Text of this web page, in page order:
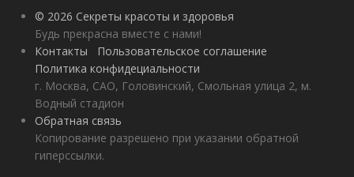
© 2026 Секреты красоты и здоровья
Будь прекрасна вместе с нами!
Контакты
Пользовательское соглашение
Политика конфидециальности
г. Москва, САО, Головинский, Смольная улица 2, м.
Водный стадион
Обратная связь
Копирование разрешено при указании обратной
гиперссылки.